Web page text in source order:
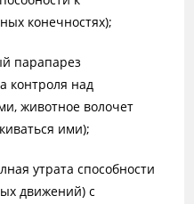
конечностях);
парапарез
контроля над
животное волочет
ими);
утрата способности
движений) с